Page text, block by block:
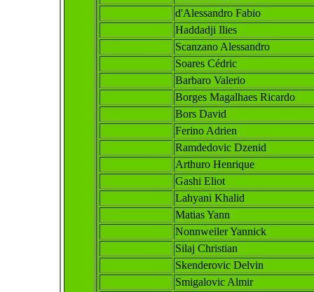
d'Alessandro Fabio
Haddadji Ilies
Scanzano Alessandro
Soares Cédric
Barbaro Valerio
Borges Magalhaes Ricardo
Bors David
Ferino Adrien
Ramdedovic Dzenid
Arthuro Henrique
Gashi Eliot
Lahyani Khalid
Matias Yann
Nonnweiler Yannick
Silaj Christian
Skenderovic Delvin
Smigalovic Almir